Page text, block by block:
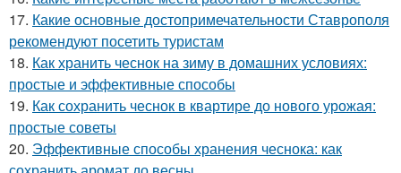
17. Какие основные достопримечательности Ставрополя
рекомендуют посетить туристам
18. Как хранить чеснок на зиму в домашних условиях:
простые и эффективные способы
19. Как сохранить чеснок в квартире до нового урожая:
простые советы
20. Эффективные способы хранения чеснока: как